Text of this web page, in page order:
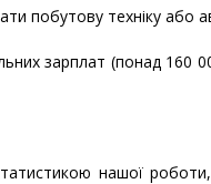
побутову техніку або
зарплат (понад 160
нашої